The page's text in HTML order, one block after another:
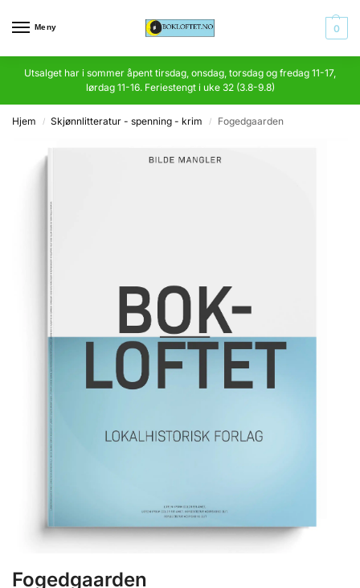
Meny 0
Utsalget har i sommer åpent tirsdag, onsdag, torsdag og fredag 11-17,
lørdag 11-16. Feriestengt i uke 32 (3.8-9.8)
Hjem / Skjønnlitteratur - spenning - krim / Fogedgaarden
Fogedgaarden